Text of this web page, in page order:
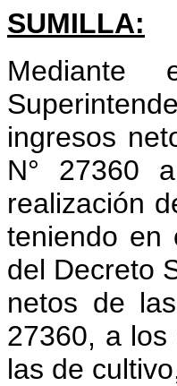
SUMILLA:
Mediante
ingresos
N° 27360
realización
teniendo en
del Decreto
netos de
27360, a
las de